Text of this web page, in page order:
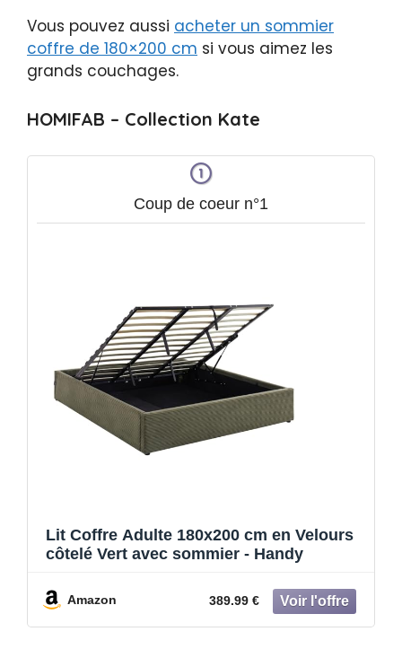
Vous pouvez aussi acheter un sommier
coffre de 180×200 cm si vous aimez les
grands couchages.
HOMIFAB – Collection Kate
Coup de coeur n°1
Lit Coffre Adulte 180x200 cm en Velours
côtelé Vert avec sommier - Handy
Amazon 389.99 €